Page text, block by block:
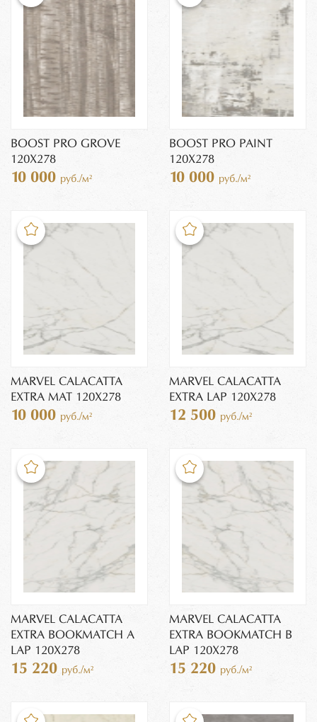
BOOST PRO GROVE
120X278
10 000 руб./м²
BOOST PRO PAINT
120X278
10 000 руб./м²
MARVEL CALACATTA
EXTRA MAT 120X278
10 000 руб./м²
MARVEL CALACATTA
EXTRA LAP 120X278
12 500 руб./м²
MARVEL CALACATTA
EXTRA BOOKMATCH A
LAP 120X278
15 220 руб./м²
MARVEL CALACATTA
EXTRA BOOKMATCH B
LAP 120X278
15 220 руб./м²